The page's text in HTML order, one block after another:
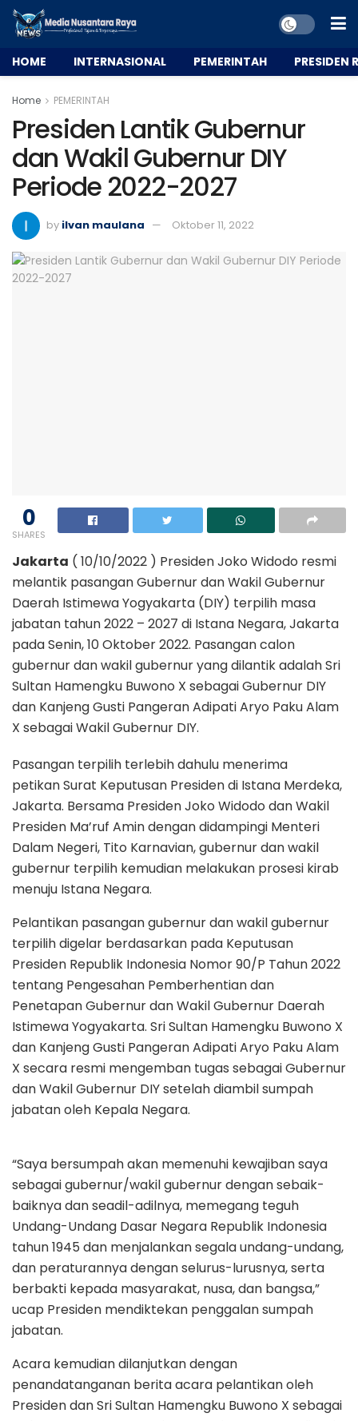
HOME INTERNASIONAL PEMERINTAH PRESIDEN
Home PEMERINTAH
Presiden Lantik Gubernur
dan Wakil Gubernur DIY
Periode 2022-2027
by ilvan maulana Oktober 11, 2022
0
SHARES
Jakarta ( 10/10/2022 ) Presiden Joko Widodo resmi
melantik pasangan Gubernur dan Wakil Gubernur
Daerah Istimewa Yogyakarta (DIY) terpilih masa
jabatan tahun 2022 – 2027 di Istana Negara, Jakarta
pada Senin, 10 Oktober 2022. Pasangan calon
gubernur dan wakil gubernur yang dilantik adalah Sri
Sultan Hamengku Buwono X sebagai Gubernur DIY
dan Kanjeng Gusti Pangeran Adipati Aryo Paku Alam
X sebagai Wakil Gubernur DIY.
Pasangan terpilih terlebih dahulu menerima
petikan Surat Keputusan Presiden di Istana Merdeka,
Jakarta. Bersama Presiden Joko Widodo dan Wakil
Presiden Ma’ruf Amin dengan didampingi Menteri
Dalam Negeri, Tito Karnavian, gubernur dan wakil
gubernur terpilih kemudian melakukan prosesi kirab
menuju Istana Negara.
Pelantikan pasangan gubernur dan wakil gubernur
terpilih digelar berdasarkan pada Keputusan
Presiden Republik Indonesia Nomor 90/P Tahun 2022
tentang Pengesahan Pemberhentian dan
Penetapan Gubernur dan Wakil Gubernur Daerah
Istimewa Yogyakarta. Sri Sultan Hamengku Buwono X
dan Kanjeng Gusti Pangeran Adipati Aryo Paku Alam
X secara resmi mengemban tugas sebagai Gubernur
dan Wakil Gubernur DIY setelah diambil sumpah
jabatan oleh Kepala Negara.
“Saya bersumpah akan memenuhi kewajiban saya
sebagai gubernur/wakil gubernur dengan sebaik-
baiknya dan seadil-adilnya, memegang teguh
Undang-Undang Dasar Negara Republik Indonesia
tahun 1945 dan menjalankan segala undang-undang,
dan peraturannya dengan selurus-lurusnya, serta
berbakti kepada masyarakat, nusa, dan bangsa,”
ucap Presiden mendiktekan penggalan sumpah
jabatan.
Acara kemudian dilanjutkan dengan
penandatanganan berita acara pelantikan oleh
Presiden dan Sri Sultan Hamengku Buwono X sebagai